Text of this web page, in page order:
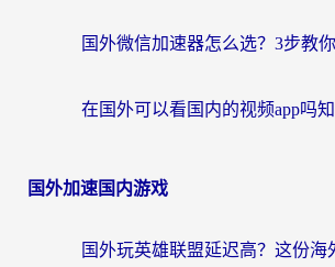
国外加速国内游戏